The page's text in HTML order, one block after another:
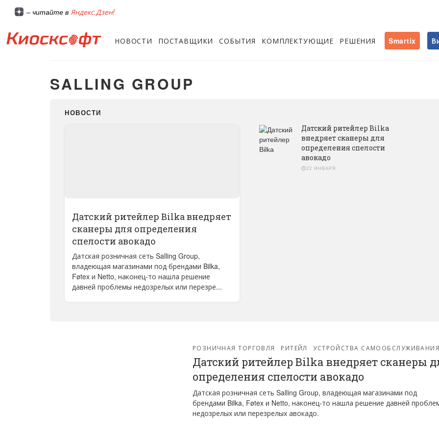
– читайте в Яндекс.Дзен!
НОВОСТИ ПОСТАВЩИКИ СОБЫТИЯ КОМПЛЕКТУЮЩИЕ РЕШЕНИЯ Smartix
SALLING GROUP
НОВОСТИ
Датский ритейлер Bilka внедряет
сканеры для определения
спелости авокадо
Датская розничная сеть Salling Group,
владеющая магазинами под брендами Bilka,
Føtex и Netto, наконец-то нашла решение
давней проблемы недозрелых или перезре...
Датский ритейлер Bilka
внедряет сканеры для
определения спелости
авокадо
22 ЯНВАРЯ
РОЗНИЧНАЯ ТОРГОВЛЯ РИТЕЙЛ УСТРОЙСТВА САМООБСЛУЖИВАНИЯ
Датский ритейлер Bilka внедряет сканеры
определения спелости авокадо
Датская розничная сеть Salling Group, владеющая магазинами под
брендами Bilka, Føtex и Netto, наконец-то нашла решение давней
недозрелых или перезрелых авокадо.